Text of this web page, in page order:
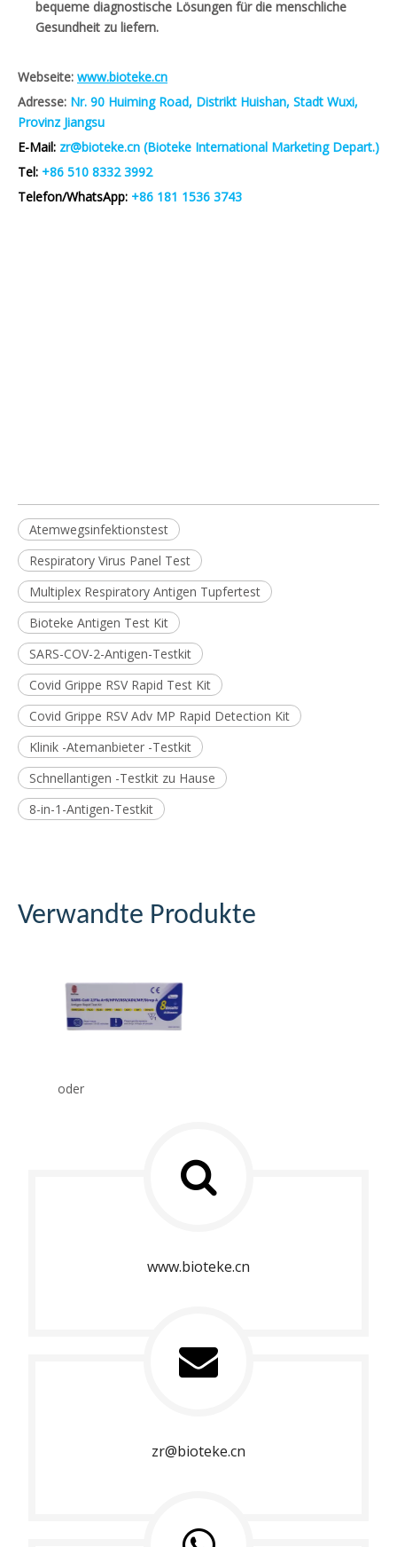
bequeme diagnostische Lösungen für die menschliche
Gesundheit zu liefern.
Webseite: www.bioteke.cn
Adresse: Nr. 90 Huiming Road, Distrikt Huishan, Stadt Wuxi,
Provinz Jiangsu
E-Mail: zr@bioteke.cn (Bioteke International Marketing Depart.)
Tel: +86 510 8332 3992
Telefon/WhatsApp: +86 181 1536 3743
Atemwegsinfektionstest
Respiratory Virus Panel Test
Multiplex Respiratory Antigen Tupfertest
Bioteke Antigen Test Kit
SARS-COV-2-Antigen-Testkit
Covid Grippe RSV Rapid Test Kit
Covid Grippe RSV Adv MP Rapid Detection Kit
Klinik -Atemanbieter -Testkit
Schnellantigen -Testkit zu Hause
8-in-1-Antigen-Testkit
Verwandte Produkte
oder
www.bioteke.cn
zr@bioteke.cn